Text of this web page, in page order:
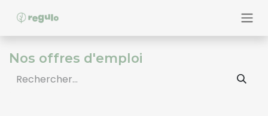
Nos offres d'emploi